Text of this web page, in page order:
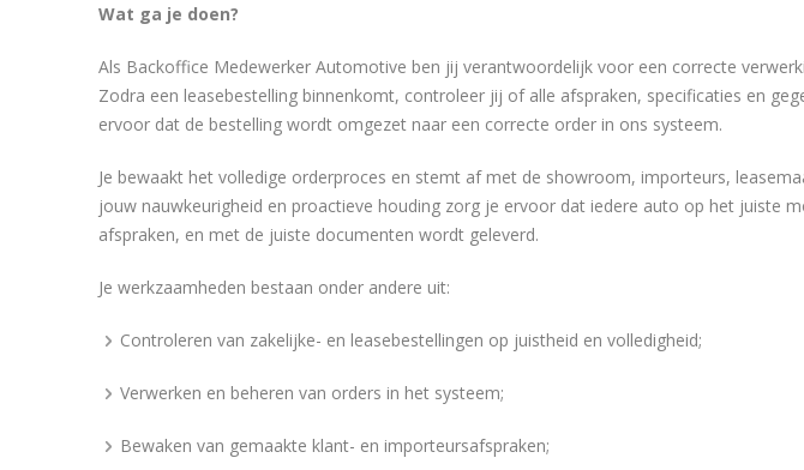
Wat ga je doen?
Als Backoffice Medewerker Automotive ben jij verantwoordelijk voor een correcte
Zodra een leasebestelling binnenkomt, controleer jij of alle afspraken, specificaties en
ervoor dat de bestelling wordt omgezet naar een correcte order in ons systeem.
Je bewaakt het volledige orderproces en stemt af met de showroom, importeurs,
jouw nauwkeurigheid en proactieve houding zorg je ervoor dat iedere auto op het juiste
afspraken, en met de juiste documenten wordt geleverd.
Je werkzaamheden bestaan onder andere uit:
Controleren van zakelijke- en leasebestellingen op juistheid en volledigheid;
Verwerken en beheren van orders in het systeem;
Bewaken van gemaakte klant- en importeursafspraken;